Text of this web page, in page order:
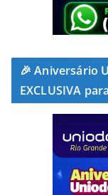
🎉 Aniversário
EXCLUSIVA